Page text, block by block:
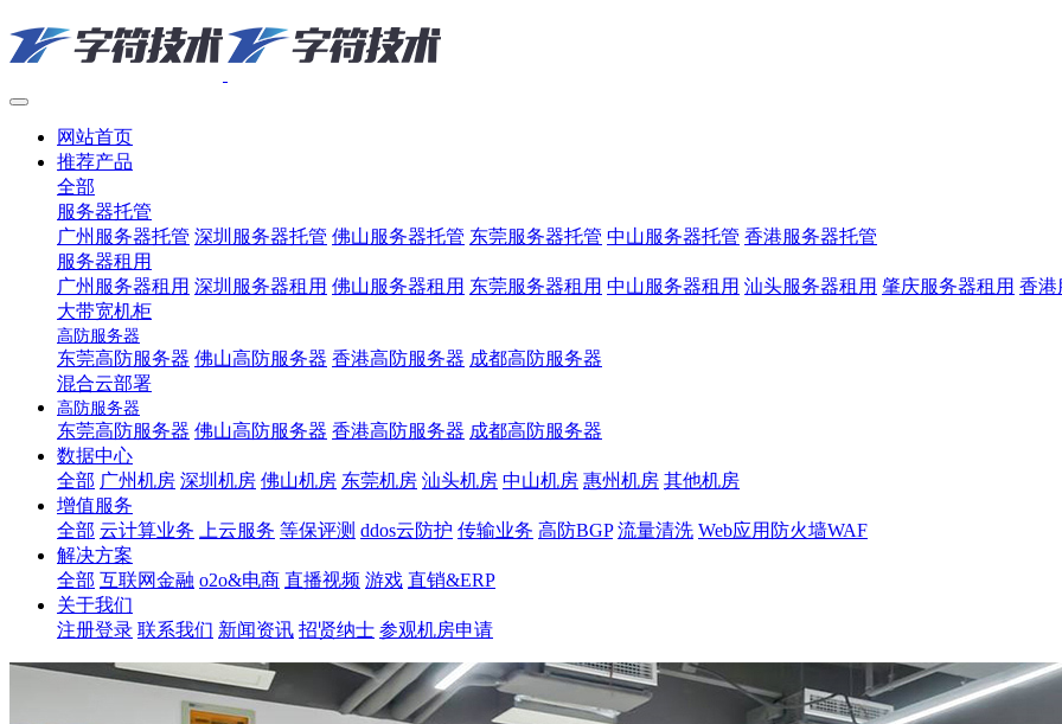
网站首页
推荐产品
全部
服务器托管
广州服务器托管 深圳服务器托管 佛山服务器托管 东莞服务器托管 中山服务器托管 香港服务器托管
服务器租用
广州服务器租用 深圳服务器租用 佛山服务器租用 东莞服务器租用 中山服务器租用 汕头服务器租用 肇庆服务器租用 香港
大带宽机柜
高防服务器
东莞高防服务器 佛山高防服务器 香港高防服务器 成都高防服务器
混合云部署
高防服务器
东莞高防服务器 佛山高防服务器 香港高防服务器 成都高防服务器
数据中心
全部 广州机房 深圳机房 佛山机房 东莞机房 汕头机房 中山机房 惠州机房 其他机房
增值服务
全部 云计算业务 上云服务 等保评测 ddos云防护 传输业务 高防BGP 流量清洗 Web应用防火墙WAF
解决方案
全部 互联网金融 o2o&电商 直播视频 游戏 直销&ERP
关于我们
注册登录 联系我们 新闻资讯 招贤纳士 参观机房申请